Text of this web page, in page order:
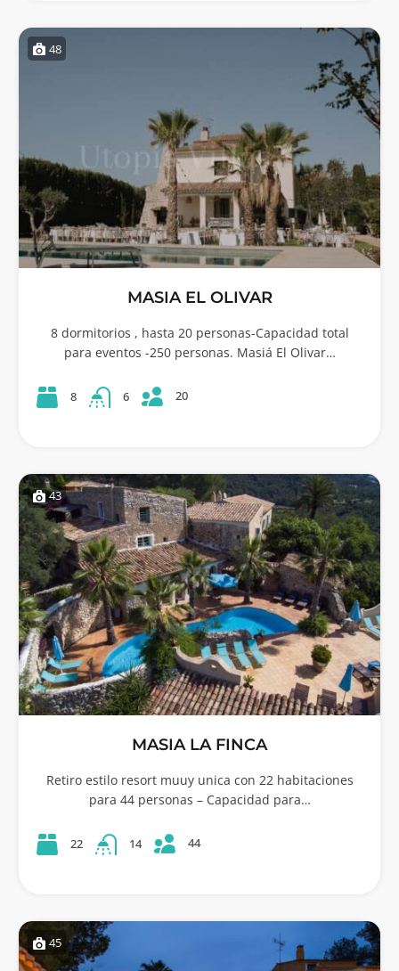
48
MASIA EL OLIVAR
8 dormitorios , hasta 20 personas-Capacidad total
para eventos -250 personas. Masiá El Olivar…
8 6 20
43
MASIA LA FINCA
Retiro estilo resort muuy unica con 22 habitaciones
para 44 personas – Capacidad para…
22 14 44
45